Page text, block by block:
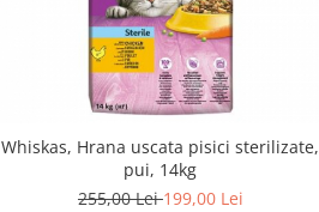
Whiskas, Hrana uscata pisici sterilizate,
pui, 14kg
255,00 Lei199,00 Lei